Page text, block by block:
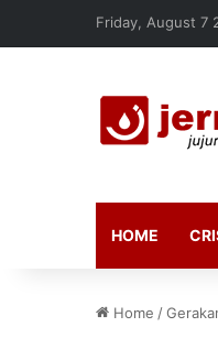
Friday, August 7
HOME
Home /